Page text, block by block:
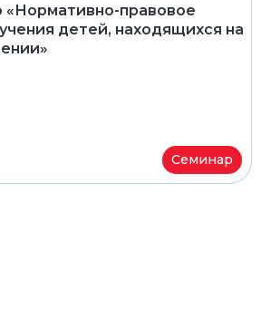
«Нормативно-правовое
детей, находящихся на
Семинар